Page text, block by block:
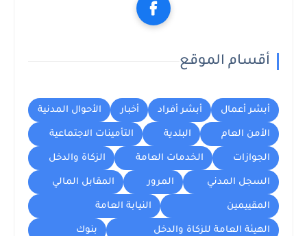
أقسام الموقع
أبشر أعمال أبشر أفراد أخبار الأحوال المدنية
الأمن العام البلدية التأمينات الاجتماعية
الجوازات الخدمات العامة الزكاة والدخل
السجل المدني المرور المقابل المالي
المقييمين النيابة العامة
الهيئة العامة للزكاة والدخل بنوك